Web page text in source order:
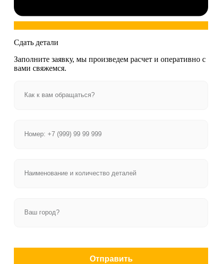
Сдать детали
Заполните заявку, мы произведем расчет и оперативно с
вами свяжемся.
Отправить